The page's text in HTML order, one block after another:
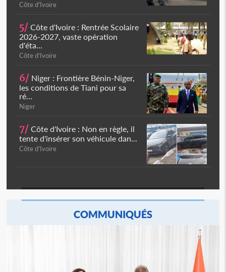
Côte d'Ivoire
5/ Côte d'Ivoire : Rentrée Scolaire
2026-2027, vaste opération
d'éta...
Côte d'Ivoire
6/ Niger : Frontière Bénin-Niger,
les conditions de Tiani pour sa
ré...
Niger
7/ Côte d'Ivoire : Non en règle, il
tente d'insérer son véhicule dan...
Côte d'Ivoire
COMMUNIQUÉS